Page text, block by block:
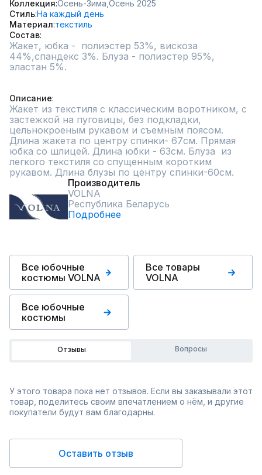
Коллекция Осень-Зима, Осень 2025
СтильНа каждый день
Материал текстиль
Состав
Жакет, юбка -  полиэстер 53%, вискоза
44%,спандекс 3%. Блуза - полиэстер 95%,
эластан 5%.
Описание
Жакет из текстиля с классическим воротником, с
застежкой на пуговицы, без подкладки,
цельнокроеным рукавом и съемным поясом.
Длина жакета по центру спинки- 67см. Прямая
юбка со шлицей. Длина юбки - 63см. Блуза  из
легкого текстиля со спущенным коротким
рукавом. Длина блузы по центру спинки-60см.
Производитель
VOLNA
Республика Беларусь
Подробнее
Все юбочные
костюмы VOLNA
Все товары
VOLNA
Все юбочные
костюмы
Отзывы Вопросы
У этого товара пока нет отзывов. Если вы заказывали этот
товар, поделитесь своим впечатлением о нём, и другие
покупатели будут вам благодарны.
Оставить отзыв